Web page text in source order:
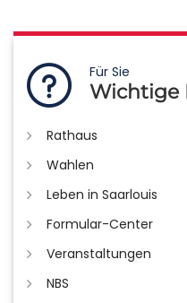
Für Sie
Wichtige
Rathaus
Wahlen
Leben in Saarlouis
Formular-Center
Veranstaltungen
NBS